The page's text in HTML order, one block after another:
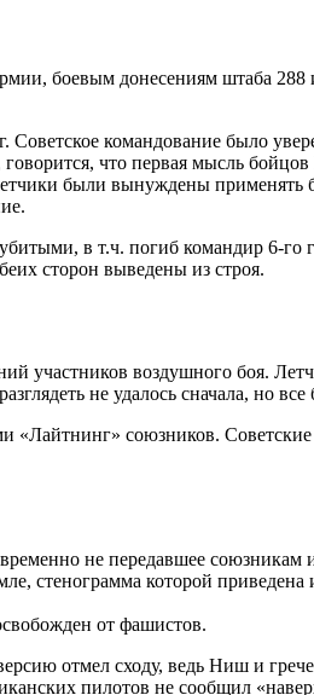
боевым донесениям штаба 288
командование было
что первая мысль
были вынуждены
в т.ч. погиб командир 6-го
сторон выведены из строя.
участников воздушного боя.
не удалось сначала, но
союзников.
не передавшее
стенограмма которой
от фашистов.
отмел сходу, ведь Ниш и
пилотов не сообщил